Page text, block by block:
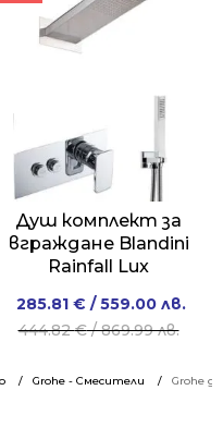
Grohe - Смесители Grohe
Душ комплект за
вграждане Blandini
Rainfall Lux
444.82€/ 869.99 лв.
Original
price
444.82 €
285.81 € / 559.00 лв.
Current
price
285.81 €